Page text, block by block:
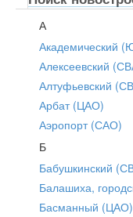
А
Академический
Алексеевский
Алтуфьевский
Арбат (ЦАО)
Аэропорт (САО)
Б
Бабушкинский
Балашиха,
Басманный (ЦАО)